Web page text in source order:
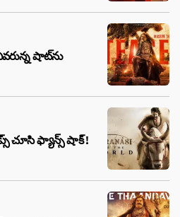
షాట్‌ను
చూసి ఫ్యాన్స్ షాక్ !